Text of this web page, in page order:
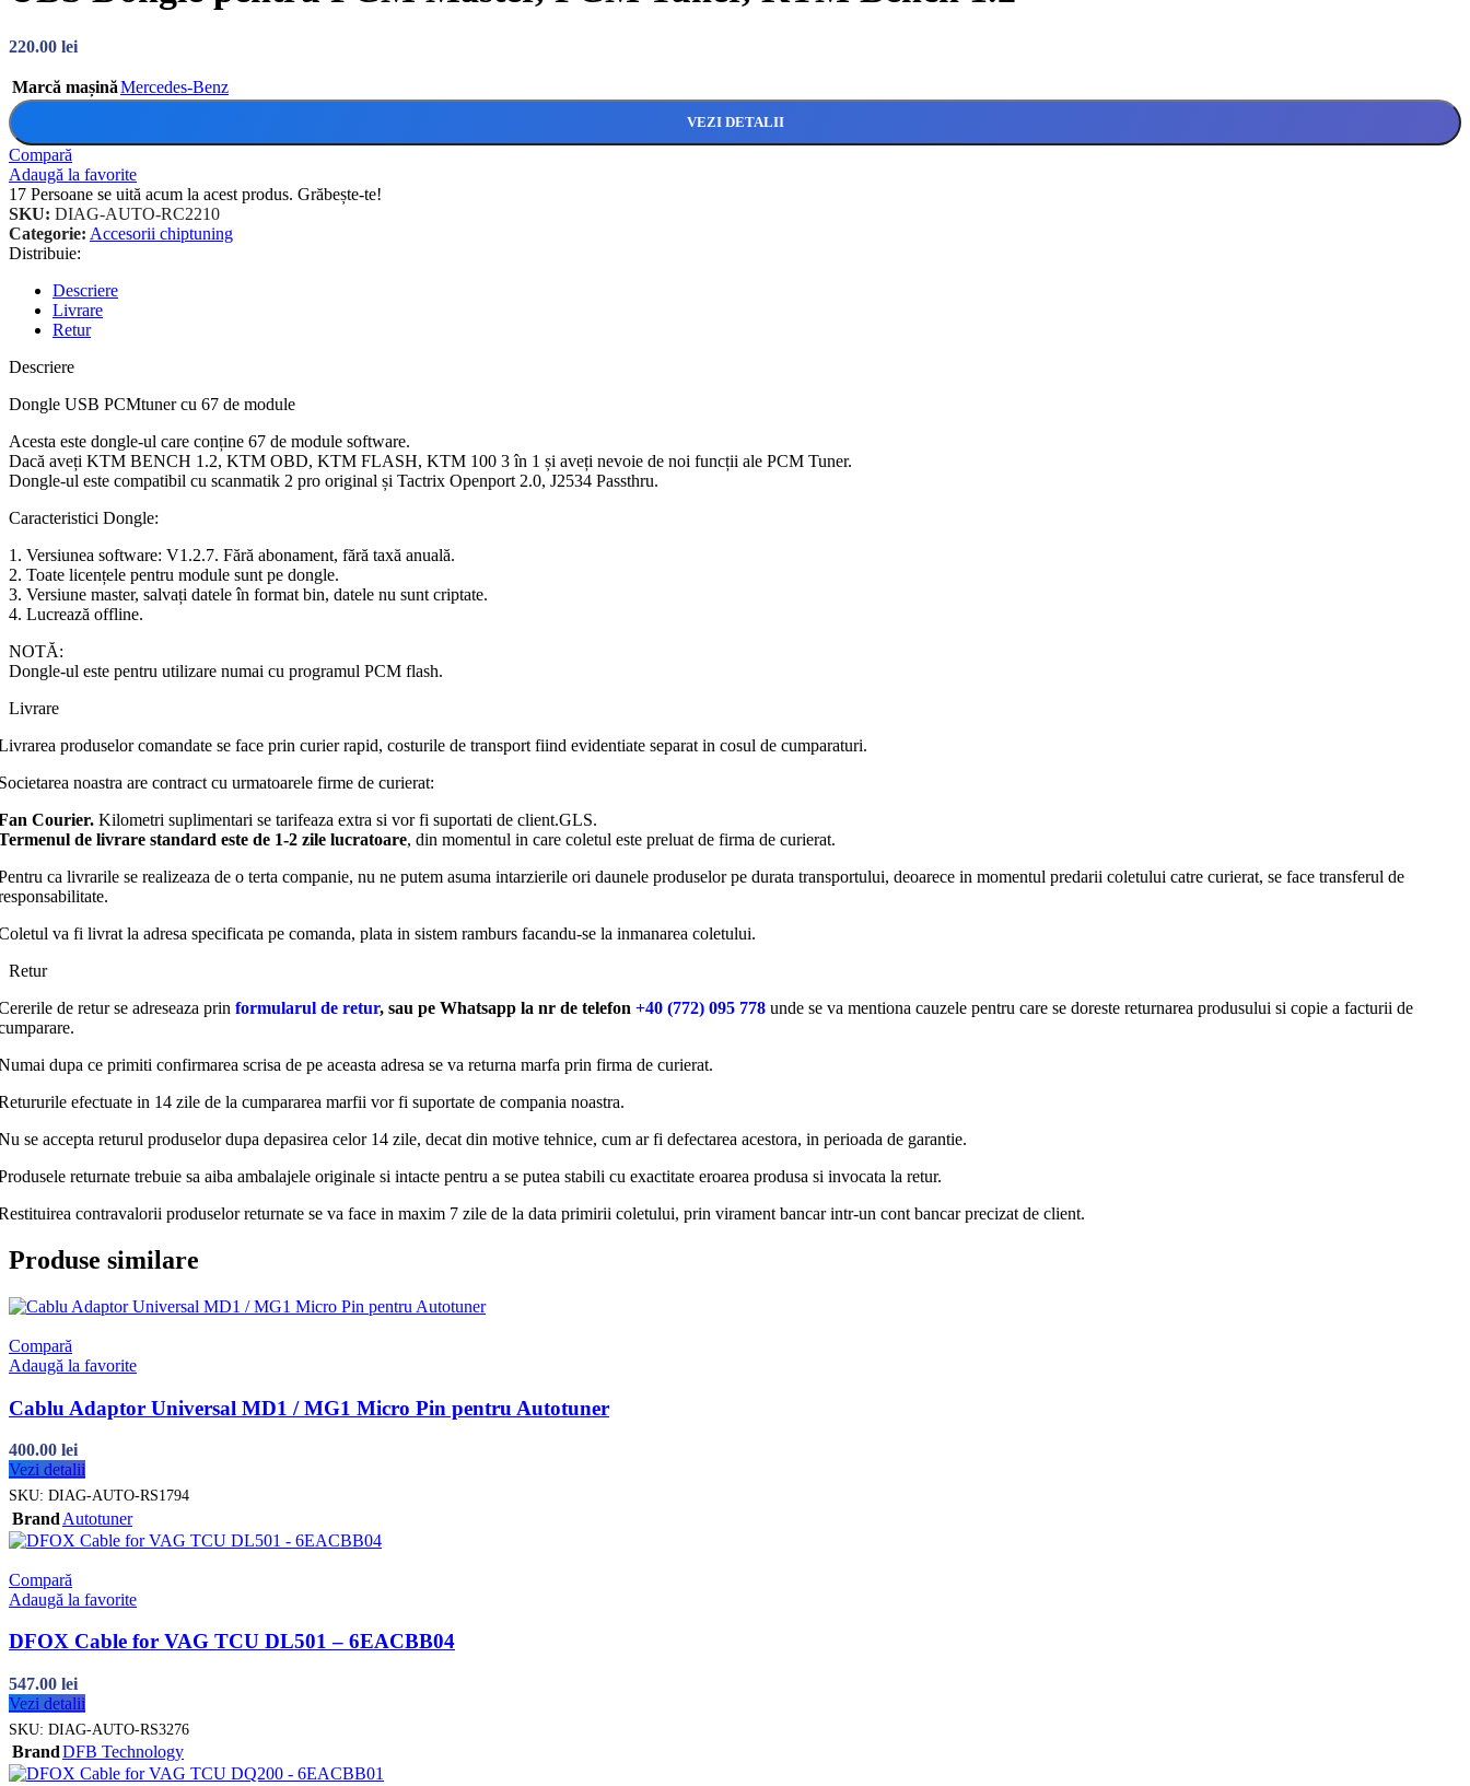
220.00 lei
Marcă mașinăMercedes-Benz
VEZI DETALII
Compară
Adaugă la favorite
17 Persoane se uită acum la acest produs. Grăbește-te!
SKU: DIAG-AUTO-RC2210
Categorie: Accesorii chiptuning
Distribuie:
Descriere
Livrare
Retur
Descriere
Dongle USB PCMtuner cu 67 de module
Acesta este dongle-ul care conține 67 de module software.
Dacă aveți KTM BENCH 1.2, KTM OBD, KTM FLASH, KTM 100 3 în 1 și aveți nevoie de noi funcții ale PCM Tuner.
Dongle-ul este compatibil cu scanmatik 2 pro original și Tactrix Openport 2.0, J2534 Passthru.
Caracteristici Dongle:
1. Versiunea software: V1.2.7. Fără abonament, fără taxă anuală.
2. Toate licențele pentru module sunt pe dongle.
3. Versiune master, salvați datele în format bin, datele nu sunt criptate.
4. Lucrează offline.
NOTĂ:
Dongle-ul este pentru utilizare numai cu programul PCM flash.
Livrare
produselor comandate se face prin curier rapid, costurile de transport fiind evidentiate separat in cosul de cumparaturi.
noastra are contract cu urmatoarele firme de curierat:
Courier. Kilometri suplimentari se tarifeaza extra si vor fi suportati de client.GLS.
de livrare standard este de 1-2 zile lucratoare, din momentul in care coletul este preluat de firma de curierat.
ca livrarile se realizeaza de o terta companie, nu ne putem asuma intarzierile ori daunele produselor pe durata transportului, deoarece in momentul predarii coletului catre curierat, se face transferul de
va fi livrat la adresa specificata pe comanda, plata in sistem ramburs facandu-se la inmanarea coletului.
Retur
de retur se adreseaza prin formularul de retur, sau pe Whatsapp la nr de telefon +40 (772) 095 778 unde se va mentiona cauzele pentru care se doreste returnarea produsului si copie a facturii de
dupa ce primiti confirmarea scrisa de pe aceasta adresa se va returna marfa prin firma de curierat.
efectuate in 14 zile de la cumpararea marfii vor fi suportate de compania noastra.
se accepta returul produselor dupa depasirea celor 14 zile, decat din motive tehnice, cum ar fi defectarea acestora, in perioada de garantie.
returnate trebuie sa aiba ambalajele originale si intacte pentru a se putea stabili cu exactitate eroarea produsa si invocata la retur.
contravalorii produselor returnate se va face in maxim 7 zile de la data primirii coletului, prin virament bancar intr-un cont bancar precizat de client.
Produse similare
Compară
Adaugă la favorite
Cablu Adaptor Universal MD1 / MG1 Micro Pin pentru Autotuner
400.00 lei
Vezi detalii
SKU: DIAG-AUTO-RS1794
Brand Autotuner
Compară
Adaugă la favorite
DFOX Cable for VAG TCU DL501 – 6EACBB04
547.00 lei
Vezi detalii
SKU: DIAG-AUTO-RS3276
BrandDFB Technology